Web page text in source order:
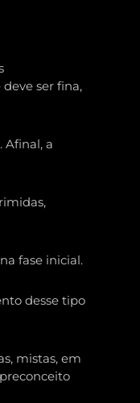
ser fina,
Afinal, a
fase inicial.
desse tipo
mistas, em